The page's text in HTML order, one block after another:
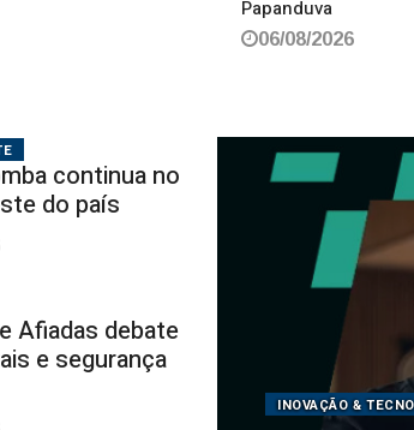
Papanduva
06/08/2026
continua no
do país
Afiadas debate
e segurança
INOVAÇÃO &